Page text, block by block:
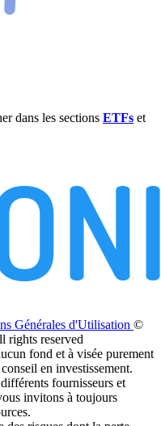
dans les sections ETFs et
Générales d'Utilisation ©
rights reserved
fond et à visée purement
en investissement.
fournisseurs et
invitons à toujours